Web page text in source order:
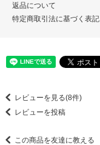
返品について
特定商取引法に基づく表記
レビューを見る(8件)
レビューを投稿
この商品を友達に教える